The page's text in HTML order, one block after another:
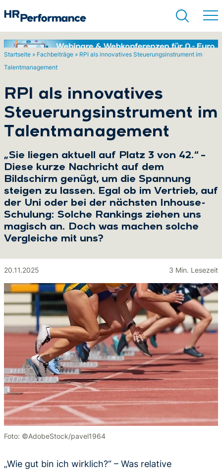
Startseite » Fachbeiträge » RPI als innovatives Steuerungsinstrument im
Talentmanagement
RPI als innovatives
Steuerungsinstrument im
Talentmanagement
„Sie liegen aktuell auf Platz 3 von 42.“ –
Diese kurze Nachricht auf dem
Bildschirm genügt, um die Spannung
steigen zu lassen. Egal ob im Vertrieb, auf
der Uni oder bei der nächsten Inhouse-
Schulung: Solche Rankings ziehen uns
magisch an. Doch was machen solche
Vergleiche mit uns?
20.11.2025 3 Min. Lesezeit
Foto: ©AdobeStock/pavel1964
„Wie gut bin ich wirklich?“ – Was relative